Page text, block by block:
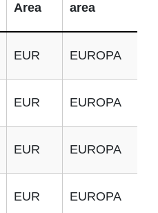
Area
area
EUR EUROPA
EUR EUROPA
EUR EUROPA
EUR EUROPA